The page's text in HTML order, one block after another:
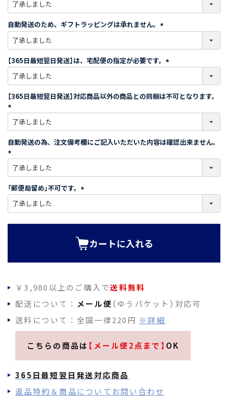
必
)
自動発送のため、ギフトラッピングは承れません。
必
)
【365日最短翌日発送】は、宅配便の指定が必要です。
必
須
【365日最短翌日発送】対応商品以外の商品との同梱は不可となります。
必
須
)
自動発送の為、注文備考欄にご記入いただいた内容は確認出来ません。
必
須
)
「郵便局留め」不可です。
必
カートに入れる
￥3,980以上のご購入で送料無料
配送について： メール便 （ゆうパケット）対応可
送料について：全国一律220円 ※詳細
こちらの商品は 【メール便2点まで】 OK
365日最短翌日発送対応商品
返品特約＆商品についてお問い合わせ